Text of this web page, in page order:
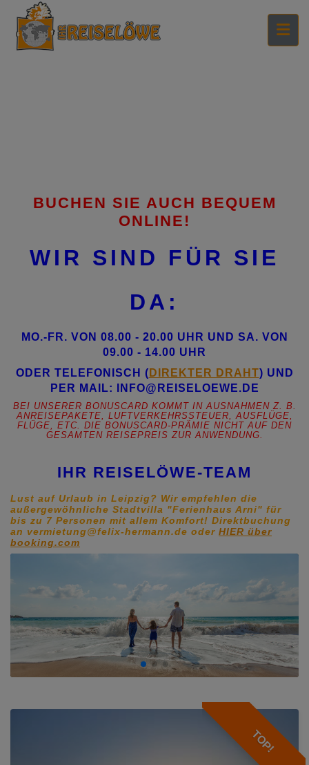
BUCHEN SIE AUCH BEQUEM
ONLINE!
WIR SIND FÜR SIE
DA:
MO.-FR. VON 08.00 - 20.00 UHR UND SA. VON
09.00 - 14.00 UHR
ODER TELEFONISCH ( DIREKTER DRAHT) UND
PER MAIL: INFO@REISELOEWE.DE
BEI UNSERER BONUSCARD KOMMT IN AUSNAHMEN Z. B.
ANREISEPAKETE, LUFTVERKEHRSSTEUER, AUSFLÜGE,
FLÜGE, ETC. DIE BONUSCARD-PRÄMIE NICHT AUF DEN
GESAMTEN REISEPREIS ZUR ANWENDUNG.
IHR REISELÖWE-TEAM
Lust auf Urlaub in Leipzig? Wir empfehlen die
außergewöhnliche Stadtvilla "Ferienhaus Arni" für
bis zu 7 Personen mit allem Komfort! Direktbuchung
an vermietung@felix-hermann.de oder HIER über
booking.com
TOP!